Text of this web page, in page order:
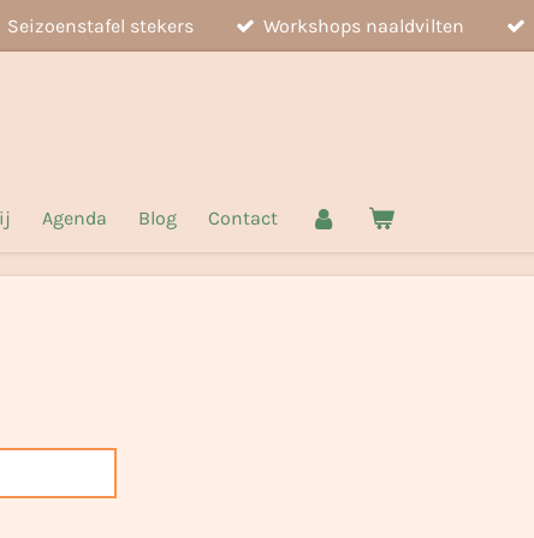
Seizoenstafel stekers Workshops naaldvilten
Agenda Blog Contact